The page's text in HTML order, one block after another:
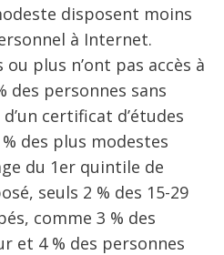
disposent moins
à Internet.
ou plus n’ont pas accès à
des personnes sans
certificat d’études
des plus modestes
du 1er quintile de
seuls 2 % des 15-29
comme 3 % des
et 4 % des personnes